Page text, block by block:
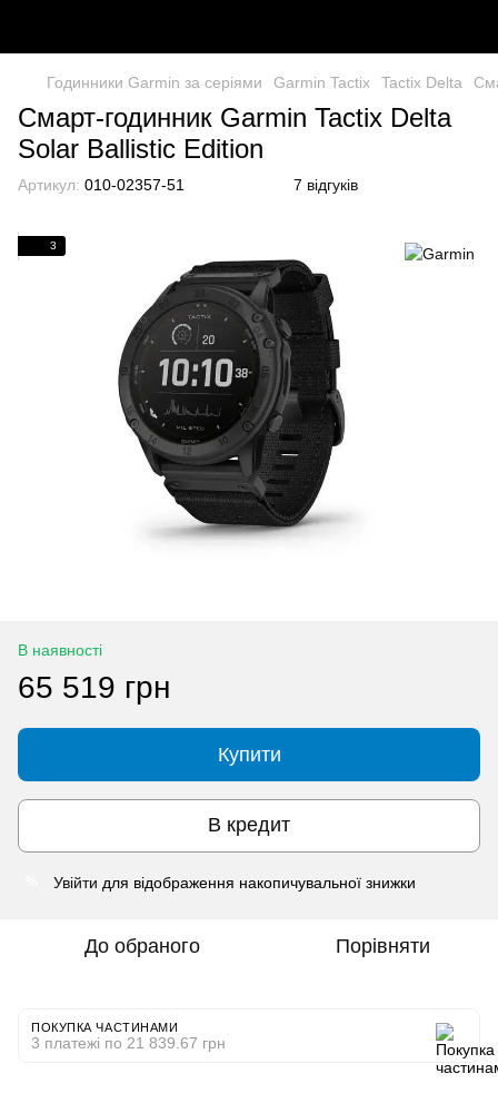
Годинники Garmin за серіями Garmin Tactix Tactix Delta
Смарт-годинник Garmin Tactix Delta
Solar Ballistic Edition
Артикул: 010-02357-51 7 відгуків
3
В наявності
65 519 грн
Купити
В кредит
Увійти для відображення накопичувальної знижки
До обраного Порівняти
ПОКУПКА ЧАСТИНАМИ
3 платежі по 21 839.67 грн